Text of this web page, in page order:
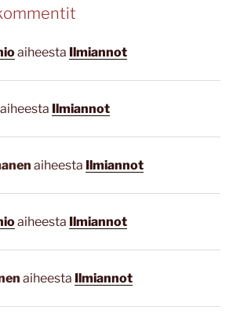
aiheesta Ilmiannot
aiheesta Ilmiannot
aiheesta Ilmiannot
aiheesta Ilmiannot
aiheesta Ilmiannot